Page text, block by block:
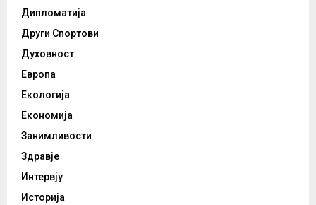
Дипломатија
Други Спортови
Духовност
Европа
Екологија
Економија
Занимливости
Здравје
Интервју
Историја